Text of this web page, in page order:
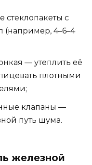
стеклопакеты с
(например, 4–6–4
— утеплить её
плотными
клапаны —
путь шума.
железной